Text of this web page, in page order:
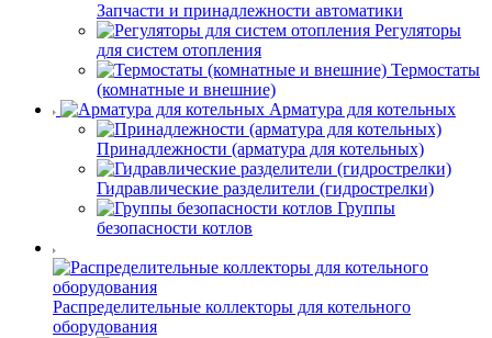
Запчасти и принадлежности автоматики
Регуляторы
для систем отопления
Термостаты
(комнатные и внешние)
Арматура для котельных
Принадлежности (арматура для котельных)
Гидравлические разделители (гидрострелки)
Группы
безопасности котлов
Распределительные коллекторы для котельного
оборудования